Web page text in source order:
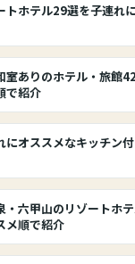
トホテル29選を子連れ
室ありのホテル・旅館
で紹介
にオススメなキッチン付
・六甲山のリゾートホ
メ順で紹介